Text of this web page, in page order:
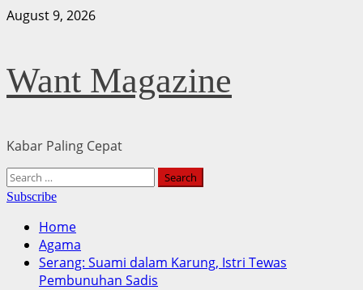
Skip
August 9, 2026
Want Magazine
Kabar Paling Cepat
Primary
Menu
Search
for:
Subscribe
Home
Agama
Serang: Suami dalam Karung, Istri Tewas
Pembunuhan Sadis